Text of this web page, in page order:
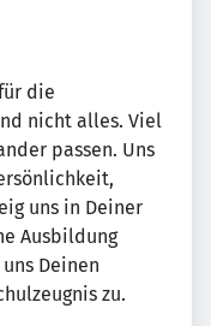
die
nicht alles. Viel
passen. Uns
uns in Deiner
Ausbildung
Deinen
zu.